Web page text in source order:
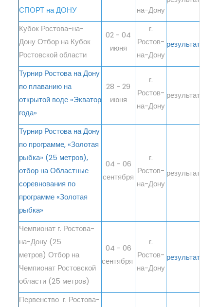
СПОРТ на ДОНУ
на-Дону
Кубок Ростова-на-
Дону Отбор на Кубок
Ростовской области
02 - 04
июня
г.
Ростов-
на-Дону
результаты
Турнир Ростова на Дону
по плаванию на
открытой воде «Экватор
года»
28 - 29
июня
г.
Ростов-
на-Дону
результаты
Турнир Ростова на Дону
по программе, «Золотая
рыбка» (25 метров),
отбор на Областные
соревнования по
программе «Золотая
рыбка»
04 - 06
сентября
г.
Ростов-
на-Дону
результаты
Чемпионат г. Ростова-
на-Дону (25
метров) Отбор на
Чемпионат Ростовской
области (25 метров)
04 - 06
сентября
г.
Ростов-
на-Дону
результаты
Первенство г. Ростова-